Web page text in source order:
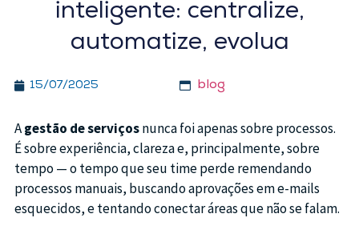
inteligente: centralize,
automatize, evolua
15/07/2025 blog
Agestão de serviçosnunca foi apenas sobre processos.
É sobre experiência, clareza e, principalmente, sobre
tempo — o tempo que seu time perde remendando
processos manuais, buscando aprovações em e-mails
esquecidos, e tentando conectar áreas que não se falam.